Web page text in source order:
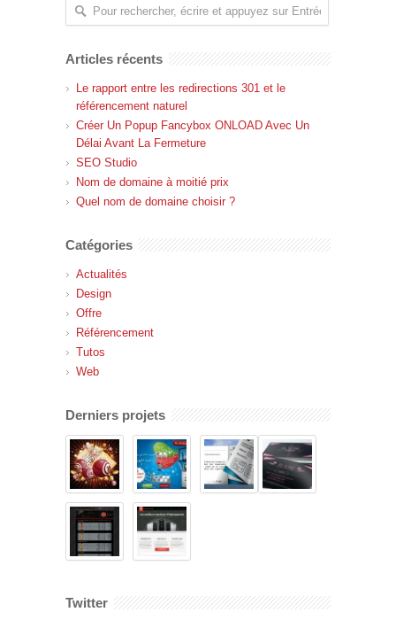
Articles récents
Le rapport entre les redirections 301 et le
référencement naturel
Créer Un Popup Fancybox ONLOAD Avec Un
Délai Avant La Fermeture
SEO Studio
Nom de domaine à moitié prix
Quel nom de domaine choisir ?
Catégories
Actualités
Design
Offre
Référencement
Tutos
Web
Derniers projets
Twitter